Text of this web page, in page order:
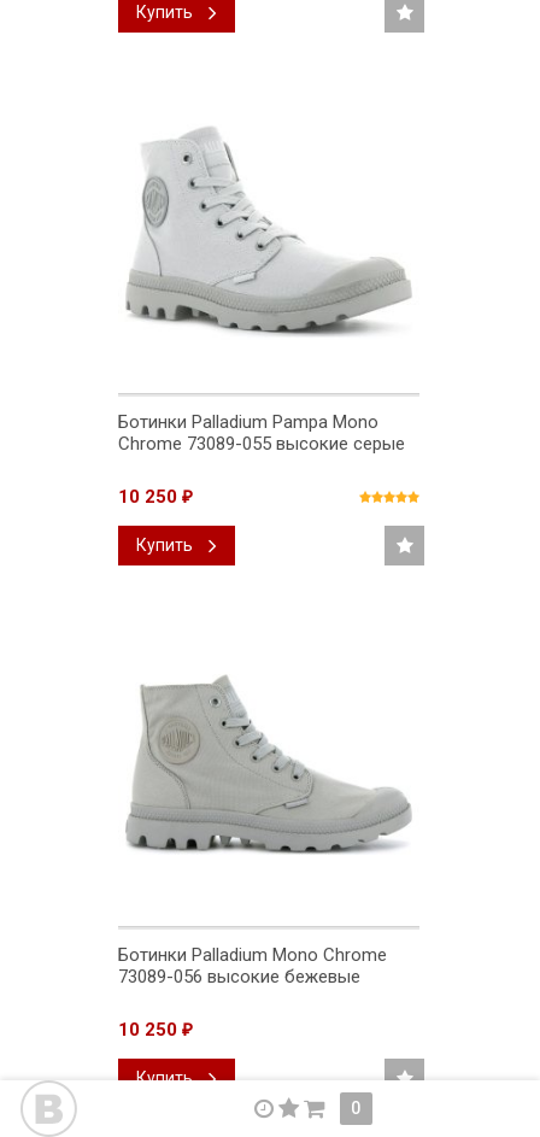
Купить
Ботинки Palladium Pampa Mono
Chrome 73089-055 высокие серые
10 250 ₽
Купить
Ботинки Palladium Mono Chrome
73089-056 высокие бежевые
10 250 ₽
Купить
0